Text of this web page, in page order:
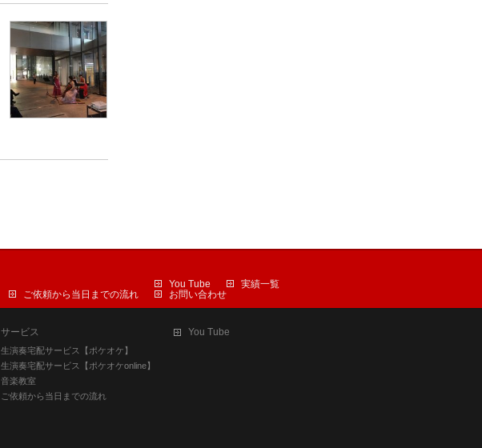
ご依頼から当日までの流れ
You Tube
実績一覧
お問い合わせ
サービス
生演奏宅配サービス【ポケオケ】
生演奏宅配サービス【ポケオケonline】
音楽教室
ご依頼から当日までの流れ
You Tube